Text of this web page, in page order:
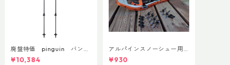
廃盤特価 pinguin バンブ
ーFLフォーム(ペア)
¥10,384
アルパインスノーシュー用
ストラップキャッチ(ペア)
¥930